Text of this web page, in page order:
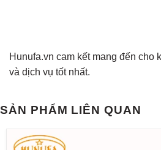
Hunufa.vn cam kết mang đến cho
và dịch vụ tốt nhất.
SẢN PHẨM LIÊN QUAN